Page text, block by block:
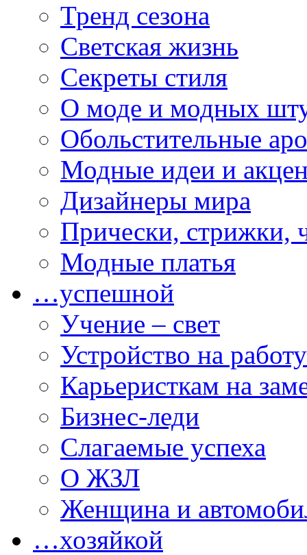
Тренд сезона
Светская жизнь
Секреты стиля
О моде и модных
Обольстительные
Модные идеи и
Дизайнеры мира
Прически, стрижки,
Модные платья
…успешной
Учение – свет
Устройство на работу
Карьеристкам на
Бизнес-леди
Слагаемые успеха
О ЖЗЛ
Женщина и
…хозяйкой